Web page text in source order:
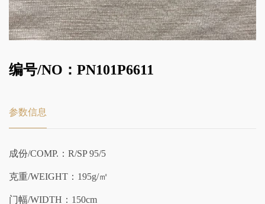
编号/NO：PN101P6611
参数信息
成份/COMP.：R/SP 95/5
克重/WEIGHT：195g/㎡
门幅/WIDTH：150cm